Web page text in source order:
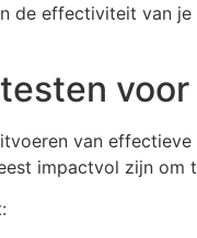
de effectiviteit van
van
impactvol zijn